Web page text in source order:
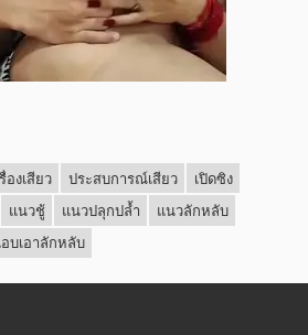
งเสียว ประสบการณ์เสียว
เปิดซิง
แนวชู้ แนวปลุกปล้ำ
แนวลักหลับ
บเอาลักหลับ